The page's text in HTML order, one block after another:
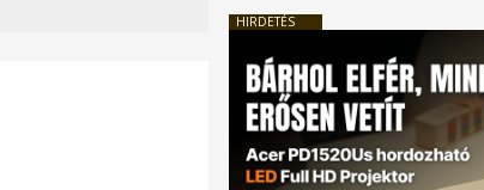
HIRDETÉS